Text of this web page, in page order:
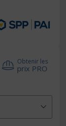
Obtenir les
prix PRO